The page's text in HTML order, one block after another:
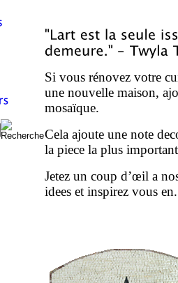
Si vous rénovez votre
une nouvelle maison,
mosaïque.
Cela ajoute une note
la piece la plus
Jetez un coup d’œil a
idees et inspirez vous